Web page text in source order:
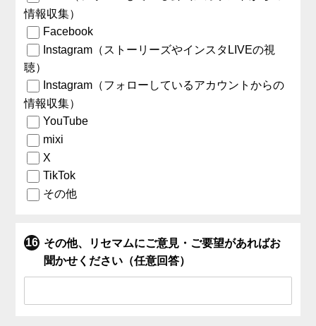
情報収集）
Facebook
Instagram（ストーリーズやインスタLIVEの視
聴）
Instagram（フォローしているアカウントからの
情報収集）
YouTube
mixi
X
TikTok
その他
その他、リセマムにご意見・ご要望があればお
聞かせください（任意回答）